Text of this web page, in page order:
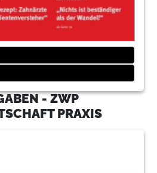
- ZWP
PRAXIS